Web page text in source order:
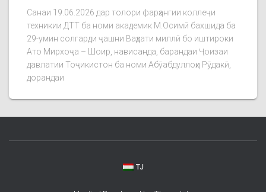
Санаи 19.06.2026 дар толори фарҳангии коллеҷи
техникии ДТТ ба номи академик М.Осимӣ бахшида ба
29-умин солгарди ҷашни Ваҳдати миллӣ бо иштироки
Ато Мирхоҷа – Шоир, нависанда, барандаи Ҷоизаи
давлатии Тоҷикистон ба номи Абӯабдуллоҳи Рӯдакӣ,
дорандаи
TJ